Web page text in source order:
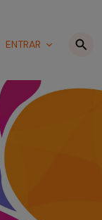
ENTRAR